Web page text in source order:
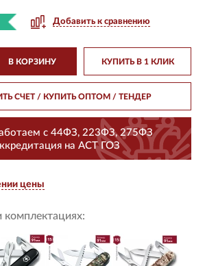
Добавить к сравнению
В КОРЗИНУ КУПИТЬ В 1 КЛИК
СЧЕТ / КУПИТЬ ОПТОМ/ ТЕНДЕР
с 44ФЗ, 223ФЗ, 275ФЗ
на АСТ ГОЗ
цены
комплектациях: